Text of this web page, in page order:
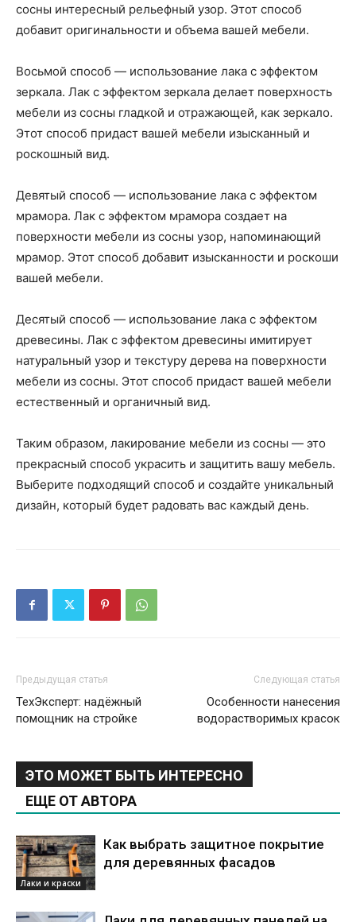
сосны интересный рельефный узор. Этот способ
добавит оригинальности и объема вашей мебели.
Восьмой способ — использование лака с эффектом
зеркала. Лак с эффектом зеркала делает поверхность
мебели из сосны гладкой и отражающей, как зеркало.
Этот способ придаст вашей мебели изысканный и
роскошный вид.
Девятый способ — использование лака с эффектом
мрамора. Лак с эффектом мрамора создает на
поверхности мебели из сосны узор, напоминающий
мрамор. Этот способ добавит изысканности и роскоши
вашей мебели.
Десятый способ — использование лака с эффектом
древесины. Лак с эффектом древесины имитирует
натуральный узор и текстуру дерева на поверхности
мебели из сосны. Этот способ придаст вашей мебели
естественный и органичный вид.
Таким образом, лакирование мебели из сосны — это
прекрасный способ украсить и защитить вашу мебель.
Выберите подходящий способ и создайте уникальный
дизайн, который будет радовать вас каждый день.
Предыдущая статья
ТехЭксперт: надёжный
помощник на стройке
Следующая статья
Особенности нанесения
водорастворимых красок
ЭТО МОЖЕТ БЫТЬ ИНТЕРЕСНО
ЕЩЕ ОТ АВТОРА
Лаки и краски
Как выбрать защитное покрытие
для деревянных фасадов